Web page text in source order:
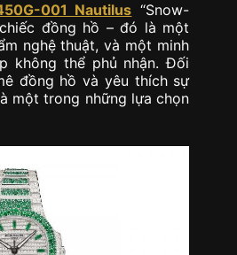
001 Nautilus “Snow-
đồng hồ – đó là một
nghệ thuật, và một minh
không thể phủ nhận. Đối
đồng hồ và yêu thích sự
một trong những lựa chọn